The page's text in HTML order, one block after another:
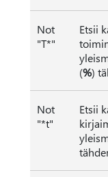
Not
"T*"
Etsii
(%)
Not
"*t"
Etsii